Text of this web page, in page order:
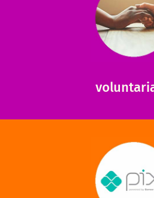
ajudar com certos assuntos.
saiba como nos
saiba
saiba